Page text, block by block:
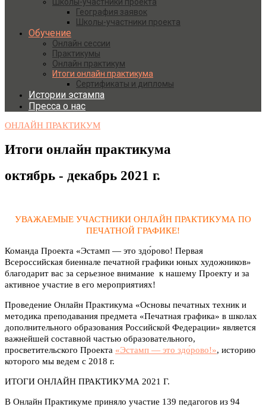
География заявок
Школы-участники проекта
Обучение
Онлайн сессии
Практикумы
Онлайн практикум
Итоги онлайн практикума
Сертификаты и дипломы
Истории эстампа
Пресса о нас
ОНЛАЙН ПРАКТИКУМ
Итоги онлайн практикума
октябрь - декабрь 2021 г.
УВАЖАЕМЫЕ УЧАСТНИКИ ОНЛАЙН ПРАКТИКУМА ПО
ПЕЧАТНОЙ ГРАФИКЕ!
Команда Проекта «Эстамп — это здо́рово! Первая
Всероссийская биеннале печатной графики юных художников»
благодарит вас за серьезное внимание к нашему Проекту и за
активное участие в его мероприятиях!
Проведение Онлайн Практикума «Основы печатных техник и
методика преподавания предмета «Печатная графика» в школах
дополнительного образования Российской Федерации» является
важнейшей составной частью образовательного,
просветительского Проекта «Эстамп — это здо́рово!», историю
которого мы ведем с 2018 г.
ИТОГИ ОНЛАЙН ПРАКТИКУМА 2021 Г.
В Онлайн Практикуме приняло участие 139 педагогов из 94